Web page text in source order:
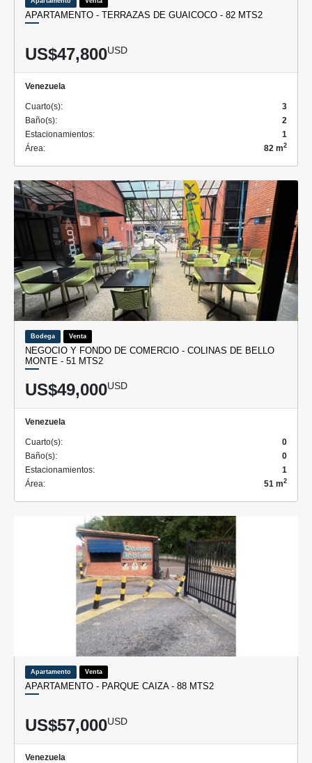
APARTAMENTO - TERRAZAS DE GUAICOCO - 82 MTS2
US$47,800USD
Venezuela
Cuarto(s):
3
Baño(s):
2
Estacionamientos:
1
Área:
82 m2
Bodega Venta
NEGOCIO Y FONDO DE COMERCIO - COLINAS DE BELLO
MONTE - 51 MTS2
US$49,000USD
Venezuela
Cuarto(s):
0
Baño(s):
0
Estacionamientos:
1
Área:
51 m2
Apartamento Venta
APARTAMENTO - PARQUE CAIZA - 88 MTS2
US$57,000USD
Venezuela